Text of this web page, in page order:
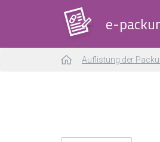
e-
Auflistung der